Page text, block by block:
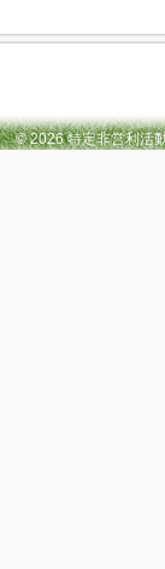
© 2026 特定非営利活